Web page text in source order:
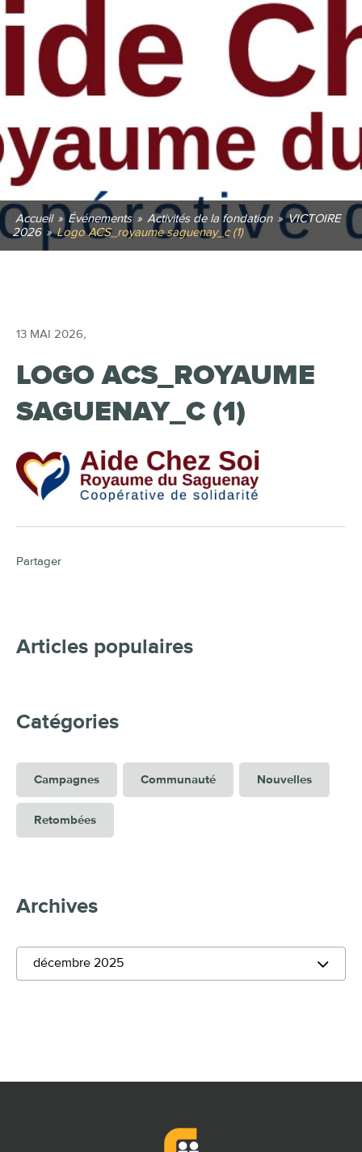
Accueil » Événements » Activités de la fondation » VICTOIRE
2026 » Logo ACS_royaume saguenay_c (1)
13 MAI 2026,
LOGO ACS_ROYAUME
SAGUENAY_C (1)
Partager
Articles populaires
Catégories
Campagnes Communauté Nouvelles
Retombées
Archives
décembre 2025